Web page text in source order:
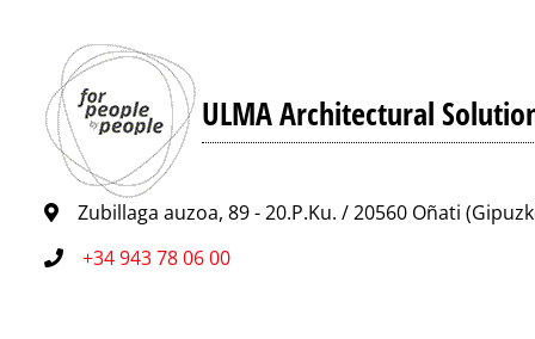
ULMA Architectural
Zubillaga auzoa, 89 - 20.P.Ku. / 20560 Oñati
+34 943 78 06 00